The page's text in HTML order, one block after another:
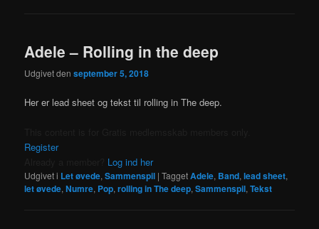
Adele – Rolling in the deep
Udgivet denseptember 5, 2018
Her er lead sheet og tekst til rolling in The deep.
Register
Log ind her
Udgivet i Let øvede,Sammenspil |TaggetAdele, Band,lead sheet,
let øvede,Numre, Pop,rolling in The deep,Sammenspil,Tekst